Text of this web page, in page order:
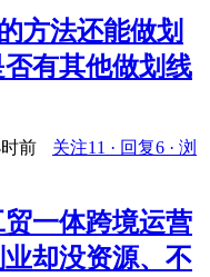
方法还能做划
有其他做划线
前
关注11 · 回复6 · 浏
一体跨境运营
却没资源、不